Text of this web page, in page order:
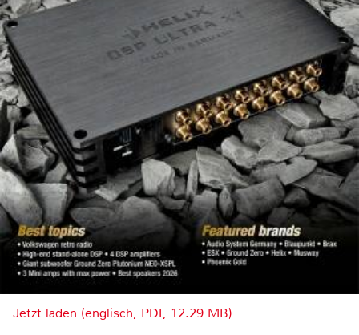
Jetzt laden (englisch, PDF, 12.29 MB)